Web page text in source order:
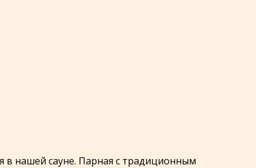
в нашей сауне. Парная с традиционным